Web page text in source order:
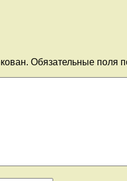
Обязательные поля